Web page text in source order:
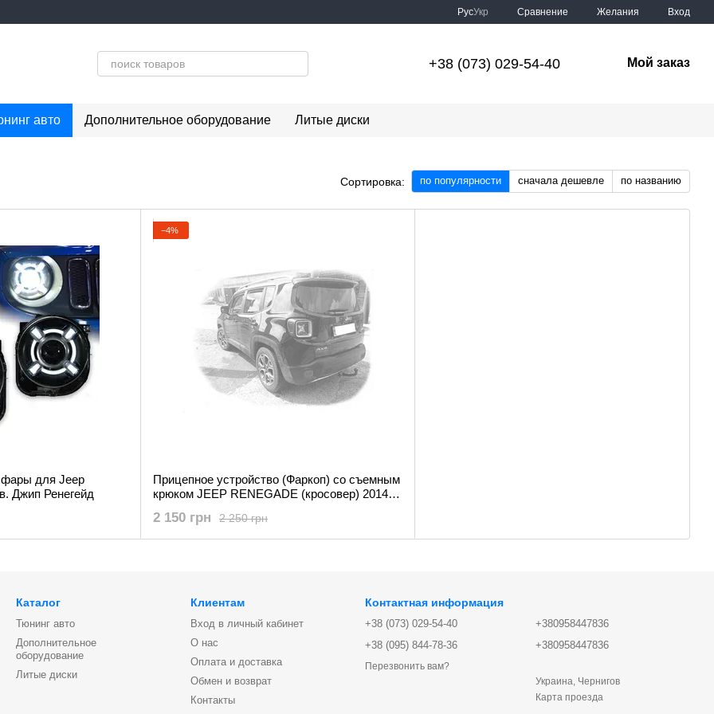
РусУкр Сравнение Желания Вход
+38 (073) 029-54-40 Мой заказ
авто Дополнительное оборудование Литые диски
Сортировка: по популярности сначала дешевле по названию
фары для Jeep
Джип Ренегейд
−4%
Прицепное устройство (Фаркоп) со съемным
крюком JEEP RENЕGADE (кросовер) 2014+
2 250 грн
2 150 грн
Каталог
Тюнинг авто
Дополнительное
оборудование
Литые диски
Клиентам
Вход в личный кабинет
О нас
Оплата и доставка
Обмен и возврат
Контакты
Контактная информация
+38 (073) 029-54-40
+38 (095) 844-78-36
Перезвонить вам?
+380958447836
+380958447836
Украина, Чернигов
Карта проезда